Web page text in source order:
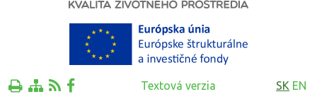
Textová verzia SK EN